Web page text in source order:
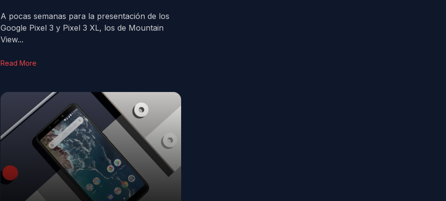
A pocas semanas para la presentación de los
Google Pixel 3 y Pixel 3 XL, los de Mountain
View...
Read More